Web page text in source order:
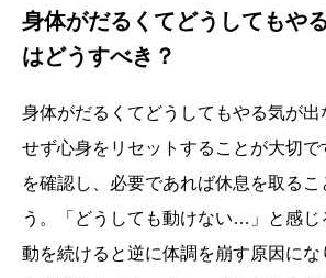
身体がだるくてどうしてもや
はどうすべき？
身体がだるくてどうしてもやる気が出
せず心身をリセットすることが大切で
を確認し、必要であれば休息を取るこ
う。「どうしても動けない…」と感じ
動を続けると逆に体調を崩す原因に